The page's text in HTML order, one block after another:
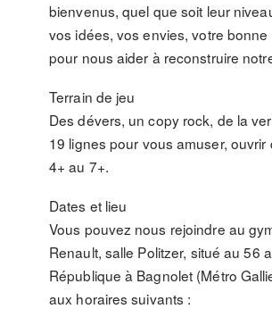
bienvenus, quel que soit leur
vos idées, vos envies, votre
pour nous aider à reconstruire
Terrain de jeu
Des dévers, un copy rock, de la
19 lignes pour vous amuser, ouvrir
4+ au 7+.
Dates et lieu
Vous pouvez nous rejoindre au
Renault, salle Politzer, situé au 56
République à Bagnolet (Métro
aux horaires suivants :